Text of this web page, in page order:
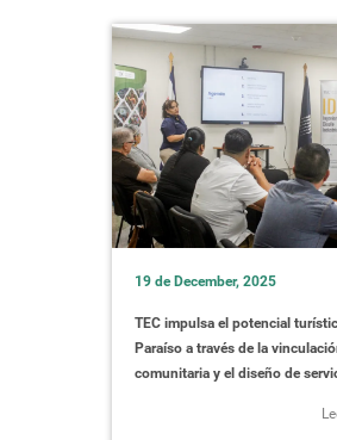
19 de December, 2025
TEC impulsa el potencial
Paraíso a través de la
comunitaria y el diseño de